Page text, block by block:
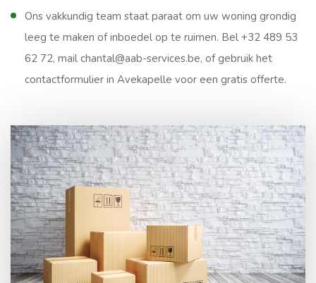
Ons vakkundig team staat paraat om uw woning grondig
leeg te maken of inboedel op te ruimen. Bel +32 489 53
62 72, mail chantal@aab-services.be, of gebruik het
contactformulier in Avekapelle voor een gratis offerte.